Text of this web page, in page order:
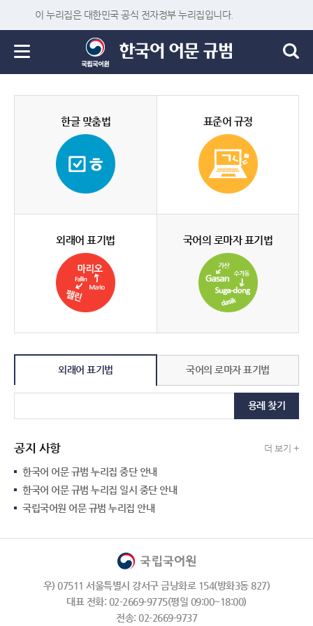
이 누리집은 대한민국 공식 전자정부 누리집입니다.
한글 맞춤법 표준어 규정
외래어 표기법 국어의 로마자 표기법
외래어 표기법 국어의 로마자 표기법
용례 찾기
공지 사항 더 보기 +
한국어 어문 규범 누리집 중단 안내
한국어 어문 규범 누리집 일시 중단 안내
국립국어원 어문 규범 누리집 안내
우) 07511 서울특별시 강서구 금낭화로 154(방화3동 827)
대표 전화: 02-2669-9775(평일 09:00~18:00)
전송: 02-2669-9737